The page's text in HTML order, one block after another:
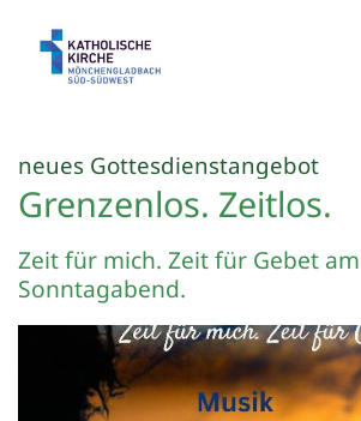
neues Gottesdienstangebot:
Grenzenlos. Zeitlos.
Zeit für mich. Zeit für Gebet am
Sonntagabend.